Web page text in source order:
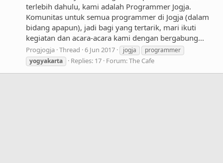
terlebih dahulu, kami adalah Programmer Jogja.
Komunitas untuk semua programmer di Jogja (dalam
bidang apapun), jadi bagi yang tertarik, mari ikuti
kegiatan dan acara-acara kami dengan bergabung...
Progjogja Thread 6 Jun 2017 jogja
programmer
yogyakarta
Replies: 17 Forum:The Cafe